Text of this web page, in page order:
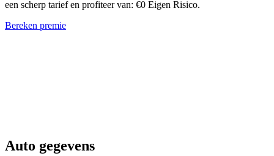
een scherp tarief en profiteer van: €0 Eigen Risico.
Bereken premie
Auto gegevens